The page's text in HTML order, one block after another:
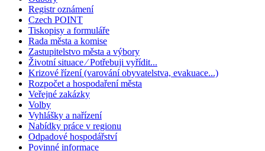
Registr oznámení
Czech POINT
Tiskopisy a formuláře
Rada města a komise
Zastupitelstvo města a výbory
Životní situace ⁄ Potřebuji vyřídit...
Krizové řízení (varování obyvatelstva, evakuace...)
Rozpočet a hospodaření města
Veřejné zakázky
Volby
Vyhlášky a nařízení
Nabídky práce v regionu
Odpadové hospodářství
Povinné informace